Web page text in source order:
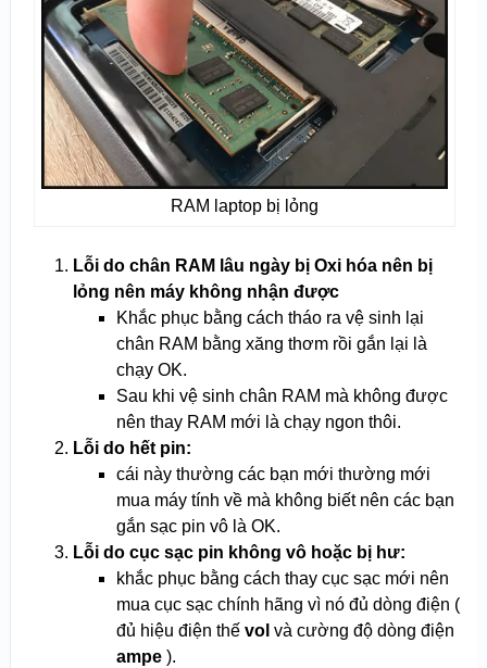
RAM laptop bị lỏng
Lỗi do chân RAM lâu ngày bị Oxi hóa nên bị
lỏng nên máy không nhận được
Khắc phục bằng cách tháo ra vệ sinh lại
chân RAM bằng xăng thơm rồi gắn lại là
chạy OK.
Sau khi vệ sinh chân RAM mà không được
nên thay RAM mới là chạy ngon thôi.
Lỗi do hết pin:
cái này thường các bạn mới thường mới
mua máy tính về mà không biết nên các bạn
gắn sạc pin vô là OK.
Lỗi do cục sạc pin không vô hoặc bị hư:
khắc phục bằng cách thay cục sạc mới nên
mua cục sạc chính hãng vì nó đủ dòng điện (
đủ hiệu điện thế vol và cường độ dòng điện
ampe).